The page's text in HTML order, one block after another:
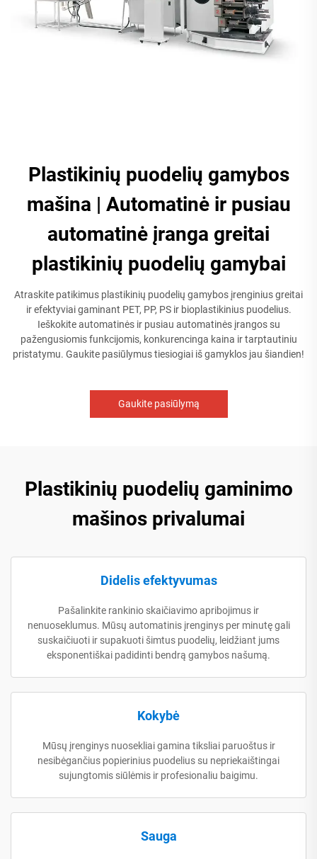
Plastikinių puodelių gamybos
mašina | Automatinė ir pusiau
automatinė įranga greitai
plastikinių puodelių gamybai
Atraskite patikimus plastikinių puodelių gamybos įrenginius greitai
ir efektyviai gaminant PET, PP, PS ir bioplastikinius puodelius.
Ieškokite automatinės ir pusiau automatinės įrangos su
pažengusiomis funkcijomis, konkurencinga kaina ir tarptautiniu
pristatymu. Gaukite pasiūlymus tiesiogiai iš gamyklos jau šiandien!
Gaukite pasiūlymą
Plastikinių puodelių gaminimo
mašinos privalumai
Didelis efektyvumas
Pašalinkite rankinio skaičiavimo apribojimus ir
nenuoseklumus. Mūsų automatinis įrenginys per minutę gali
suskaičiuoti ir supakuoti šimtus puodelių, leidžiant jums
eksponentiškai padidinti bendrą gamybos našumą.
Kokybė
Mūsų įrenginys nuosekliai gamina tiksliai paruoštus ir
nesibėgančius popierinius puodelius su nepriekaištingai
sujungtomis siūlėmis ir profesionaliu baigimu.
Sauga